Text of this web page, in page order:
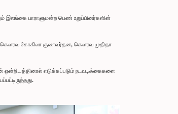
இலங்கை பாராளுமன்ற பெண் உறுப்பினர்களின்
கௌரவ கோகிலா குணவர்தன, கௌரவ முதிதா
எடுக்கப்படும் நடவடிக்கைகளை